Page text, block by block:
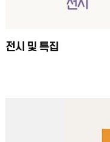
전시 및 특집